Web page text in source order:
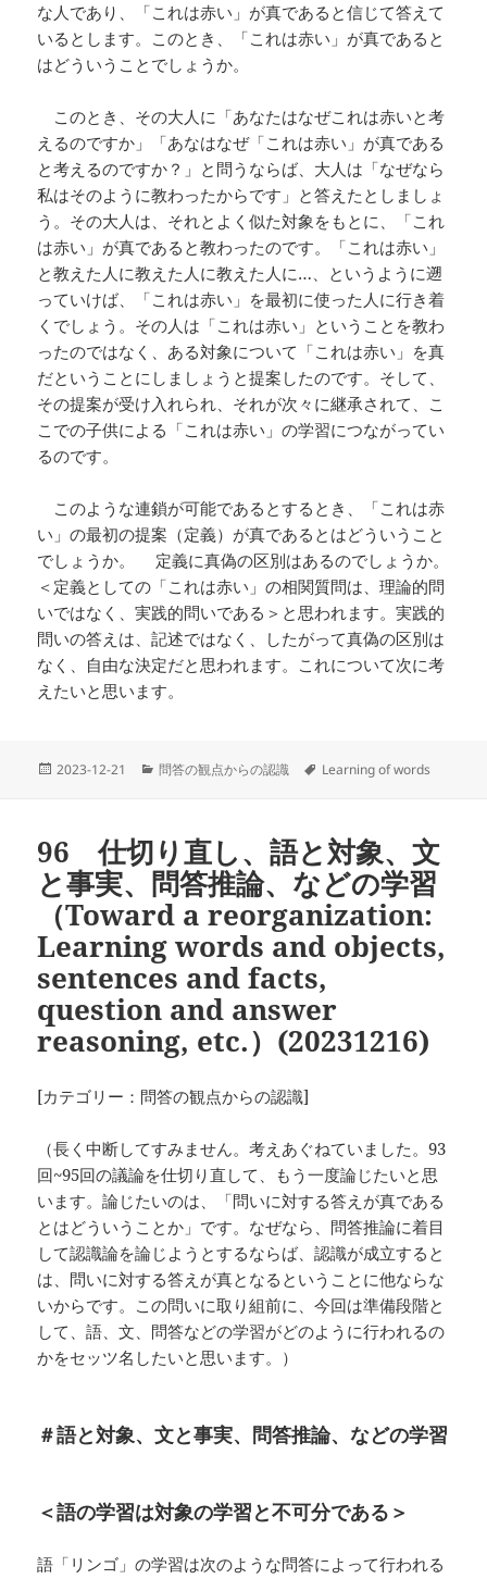
な人であり、「これは赤い」が真であると信じて答えて
いるとします。このとき、「これは赤い」が真であると
はどういうことでしょうか。
このとき、その大人に「あなたはなぜこれは赤いと考
えるのですか」「あなはなぜ「これは赤い」が真である
と考えるのですか？」と問うならば、大人は「なぜなら
私はそのように教わったからです」と答えたとしましょ
う。その大人は、それとよく似た対象をもとに、「これ
は赤い」が真であると教わったのです。「これは赤い」
と教えた人に教えた人に教えた人に…、というように遡
っていけば、「これは赤い」を最初に使った人に行き着
くでしょう。その人は「これは赤い」ということを教わ
ったのではなく、ある対象について「これは赤い」を真
だということにしましょうと提案したのです。そして、
その提案が受け入れられ、それが次々に継承されて、こ
こでの子供による「これは赤い」の学習につながってい
るのです。
このような連鎖が可能であるとするとき、「これは赤
い」の最初の提案（定義）が真であるとはどういうこと
でしょうか。 定義に真偽の区別はあるのでしょうか。
＜定義としての「これは赤い」の相関質問は、理論的問
いではなく、実践的問いである＞と思われます。実践的
問いの答えは、記述ではなく、したがって真偽の区別は
なく、自由な決定だと思われます。これについて次に考
えたいと思います。
投
2023-12-21
カ
ー
問答の観点からの認識
タ
Learning of words
96 仕切り直し、語と対象、文
と事実、問答推論、などの学習
（Toward a reorganization:
Learning words and objects,
sentences and facts,
question and answer
reasoning, etc.）(20231216)
[カテゴリー：問答の観点からの認識]
（長く中断してすみません。考えあぐねていました。93
回~95回の議論を仕切り直して、もう一度論じたいと思
います。論じたいのは、「問いに対する答えが真である
とはどういうことか」です。なぜなら、問答推論に着目
して認識論を論じようとするならば、認識が成立すると
は、問いに対する答えが真となるということに他ならな
いからです。この問いに取り組前に、今回は準備段階と
して、語、文、問答などの学習がどのように行われるの
かをセッツ名したいと思います。）
＃語と対象、文と事実、問答推論、などの学習
＜語の学習は対象の学習と不可分である＞
語「リンゴ」の学習は次のような問答によって行われる